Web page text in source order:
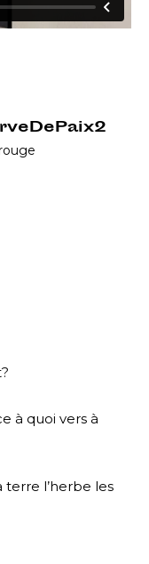
à quoi vers à
l’herbe les